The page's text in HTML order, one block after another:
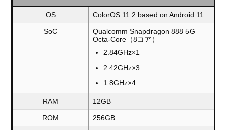
OS ColorOS 11.2 based on Android 11
SoC
Qualcomm Snapdragon 888 5G
Octa-Core（8コア）
2.84GHz×1
2.42GHz×3
1.8GHz×4
RAM 12GB
ROM 256GB